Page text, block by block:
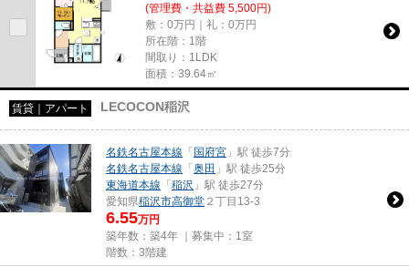
(管理費・共益費 5,500円)
敷：0万円｜礼：0万円
所在階：1階
間取り：1LDK
面積：39.64㎡
賃貸｜アパート LECOCON稲沢
名鉄名古屋本線 「 国府宮 」駅 徒歩7分
名鉄名古屋本線 「 奥田 」駅 徒歩25分
東海道本線 「 稲沢 」駅 徒歩27分
愛知県稲沢市高御堂 ２丁目13-3
6.55万円
築年数：築4年 ｜募集中： 1室
階数：3階建